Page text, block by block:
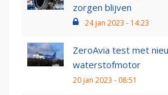
zorgen blijven
24 jan 2023 - 14:23
ZeroAvia test met
waterstofmotor
20 jan 2023 - 08:51